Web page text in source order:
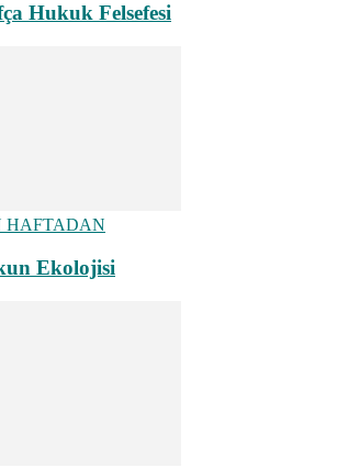
Hukuk Felsefesi
HAFTADAN
Ekolojisi